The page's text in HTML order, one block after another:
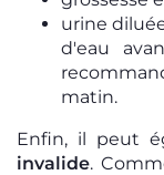
urine
d'eau
matin.
Enfin, il peut
invalide.